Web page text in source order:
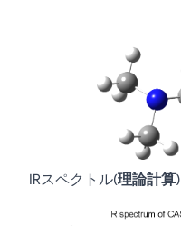
IRスペクトル(理論計算)